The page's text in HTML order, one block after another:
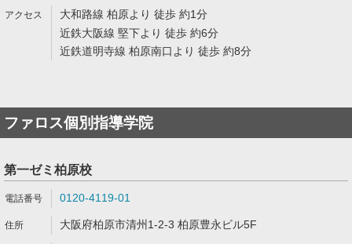
大和路線 柏原より 徒歩 約1分
近鉄大阪線 堅下より 徒歩 約6分
近鉄道明寺線 柏原南口より 徒歩 約8分
ファロス個別指導学院
第一ゼミ柏原校
0120-4119-01
大阪府柏原市清州1-2-3 柏原豊永ビル5F